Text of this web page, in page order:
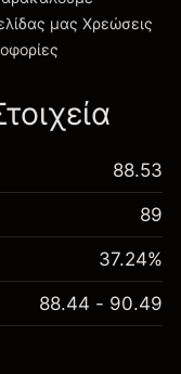
μας Χρεώσεις
88.53
89
37.24%
88.44 - 90.49